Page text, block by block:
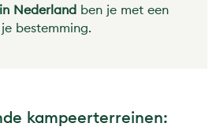
Nederland ben je met een
bestemming.
kampeerterreinen: